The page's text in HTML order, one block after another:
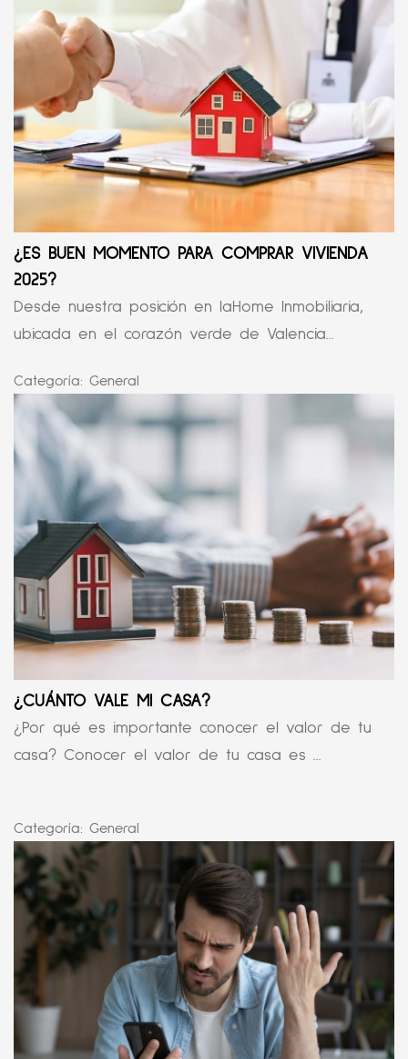
¿ES BUEN MOMENTO PARA COMPRAR VIVIENDA
2025?
Desde nuestra posición en laHome Inmobiliaria,
ubicada en el corazón verde de Valencia...
Categoría: General
¿CUÁNTO VALE MI CASA?
¿Por qué es importante conocer el valor de tu
casa? Conocer el valor de tu casa es ...
Categoría: General